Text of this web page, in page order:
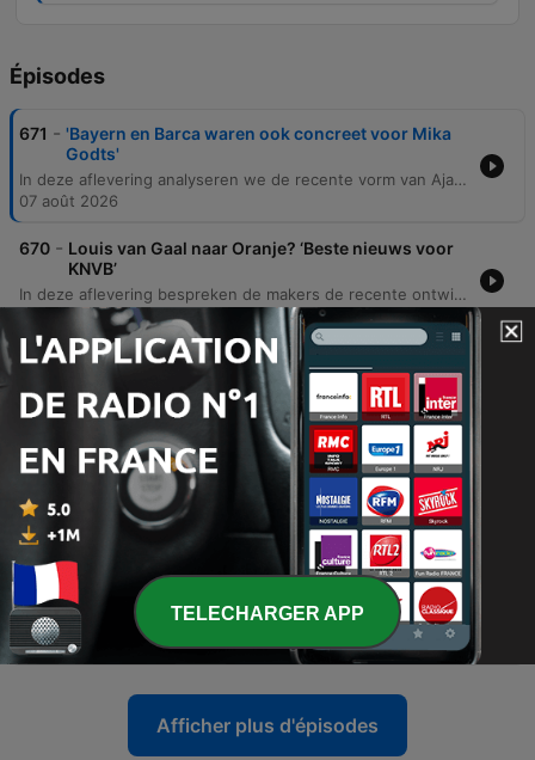
Épisodes
671 - 'Bayern en Barca waren ook concreet voor Mika
Godts'
In deze aflevering analyseren we de recente vorm van Ajax na hun wedstrijd tegen Shelbourne en bespreken we de transfermogelijkheden van Mika God, waarbij de rol van Jorge Mendes een grote rol speelt. Daarnaast kijken we naar de indrukwekkende opkomst van NEC in Europa en de politieke spanningen binnen de FIFA onder leiding van Infantino. Verder gaan we in op internationale transfers zoals die van Summerville naar Saudi-Arabië, de zoektocht naar een nieuwe bondscoach voor Nederland en de impact van sociale media op de betrouwbaarheid van transfernieuws. Ook komen onderwerpen als contractverlengingen bij AZ en de situatie rondom Joey Veerman aan bod.
07 août 2026
670 - Louis van Gaal naar Oranje? ‘Beste nieuws voor
KNVB’
In deze aflevering bespreken de makers de recente ontwikkelingen rondom de KNVB en de mogelijke terugkeer van Louis van Gaal als bondscoach, inclusief een analyse van de publieke opinie hierover. Daarnaast wordt dieper ingegaan op controversiële scheidsrechterlijke beslissingen, zoals de rode kaart voor Joey Veerman. Verder staat het transfernieuws centraal, met specifieke aandacht voor de financiële strategie en transferactiviteiten van Ajax rondom spelers als Mika Godts. De podcast behandelt tevens de kansen van AZ Alkmaar, de toekomst van Cody Gakpo bij Tottenham en de uitdagingen binnen clubs als PSV en FC Twente aan de start van het nieuwe Eredivisie-seizoen.
03 août 2026
669 - ‘Nigel de Jong moet in Portugal aankloppen bij
bondscoach Louis van Gaal’
De podcast begint met persoonlijke anekdotes over roken en een eerbetoon aan het overleden voetbalicoon Franco Baresi. Vervolgens wordt de zoektocht naar een nieuwe Nederlandse bondscoach besproken, evenals de recente wedstrijd van Ajax, transfernieuws rondom spelers en de rol van Jan van Halst als analist. Daarnaast wordt ingegaan op de toenemende beperking van toegang tot trainingen voor journalisten en de politieke spanningen binnen de FIFA onder Gianni Infantino. Tot slot worden thema's als de uitbreiding van het WK, de Johan Cruijffschaal tussen PSV en AZ, en de transfersituaties rondom Myron Boadou en Geertruida behandeld.
668 - ‘Ajax-publiek omarmt voetbal van trainer Michel’
In deze aflevering van Kick-Off blikken de presentatoren terug op de wedstrijd tussen Ajax en Burnley, met speciale aandacht voor de prestaties van jonge spelers en de impact van ervaren krachten zoals Daley Blind. Daarnaast bespreken ze transfergeruchten rondom Arokodare en de invloed van Marcel Boekhoorn op de komst van Dusan Tadic naar NEC. Verder behandelen de makers diverse stellingen over talenten als Shane Kluivert en Calvin Stengs, en gaan ze in op transfers naar Nottingham Forest en de toekomst van spelers zoals Kees Smit. De aflevering wordt aangevuld met persoonlijke anekdotes over het EK 2012 en een reflectie op de rol van zaakwaarnemers in het moderne voetbal.
27 juil. 2026
667 -
‘Luciano Valente moet nieuwe aanvoerder van
Feyenoord zijn’
In deze aflevering bespreken we de persoonlijke verhalen van de gasten, waaronder een verbouwing in Haarlem, en analyseren we de transferstrategie van Ajax onder Jordi Kruijf. We duiken diep in de financiële ongelijkheid binnen het Europese voetbal, de invloed van Amerikaanse investeerders bij clubs als Liverpool en de enorme kloof tussen de Premier League en de Eredivisie. Daarnaast behandelen we de aanstelling van Mark van Bommel als Belgisch bondscoach, de blessureproblematiek van Frenkie de Jong en transferonzekerheden bij AZ. Tot slot bespreken we de mogelijke terugkeer van Shaquille van Persie bij Feyenoord en de discussies rondom matchfixing tijdens het WK.
24 juil. 2026
Afficher plus d'épisodes
TELECHARGER APP